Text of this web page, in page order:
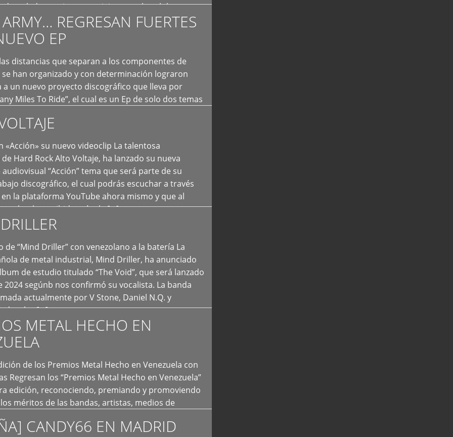
demoledores, ritmos vertiginosos y breakdowns
creando […]REGRESAN FUERTES
EP
distancias que separan a los componentes de
se han organizado y con determinación lograron
a un nuevo proyecto discográfico que lleva por
Miles To Ride”, el cual es un Ep de solo dos temas
[…]
«Acción» su nuevo videoclip La talentosa
Hard Rock Alto Voltaje, ha lanzado su nueva
“Acción” tema que será parte de su
discográfico, el cual podrás escuchar a través
la plataforma YouTube ahora mismo y que al
ya ha recibido más de […]
de “Mind Driller” con venezolano a la batería La
de metal industrial, Mind Driller, ha anunciado
de estudio titulado “The Void”, que será lanzado
2024 segúnb nos confirmó su vocalista. La banda
actualmente por V Stone, Daniel N.Q. y
a las […]
METAL HECHO EN
de los Premios Metal Hecho en Venezuela con
Regresan los “Premios Metal Hecho en Venezuela”
edición, reconociendo, premiando y promoviendo
méritos de las bandas, artistas, medios de
tendencias del metal y […]
CANDY66 EN MADRID